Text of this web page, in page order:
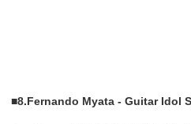
■8.Fernando Myata - Guitar Idol